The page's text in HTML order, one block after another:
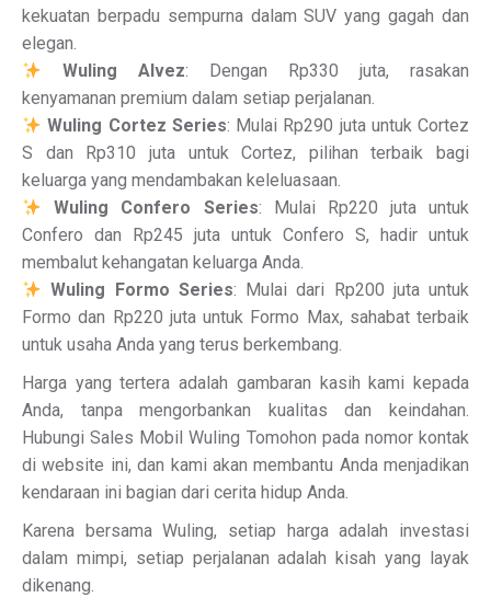
kekuatan berpadu sempurna dalam SUV yang gagah dan
elegan.
Wuling Alvez: Dengan Rp330 juta, rasakan
kenyamanan premium dalam setiap perjalanan.
Wuling Cortez Series: Mulai Rp290 juta untuk Cortez
S dan Rp310 juta untuk Cortez, pilihan terbaik bagi
keluarga yang mendambakan keleluasaan.
Wuling Confero Series: Mulai Rp220 juta untuk
Confero dan Rp245 juta untuk Confero S, hadir untuk
membalut kehangatan keluarga Anda.
Wuling Formo Series: Mulai dari Rp200 juta untuk
Formo dan Rp220 juta untuk Formo Max, sahabat terbaik
untuk usaha Anda yang terus berkembang.
Harga yang tertera adalah gambaran kasih kami kepada
Anda, tanpa mengorbankan kualitas dan keindahan.
Hubungi Sales Mobil Wuling Tomohon pada nomor kontak
di website ini, dan kami akan membantu Anda menjadikan
kendaraan ini bagian dari cerita hidup Anda.
Karena bersama Wuling, setiap harga adalah investasi
dalam mimpi, setiap perjalanan adalah kisah yang layak
dikenang.